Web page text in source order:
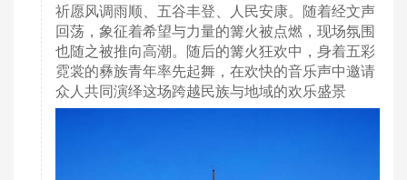
祈愿风调雨顺、五谷丰登、人民安康。随着经文声
回荡，象征着希望与力量的篝火被点燃，现场氛围
也随之被推向高潮。随后的篝火狂欢中，身着五彩
霓裳的彝族青年率先起舞，在欢快的音乐声中邀请
众人共同演绎这场跨越民族与地域的欢乐盛景